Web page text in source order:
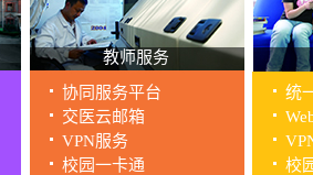
协同服务平台
交医云邮箱
VPN服务
校园一卡通
统
校
教师服务